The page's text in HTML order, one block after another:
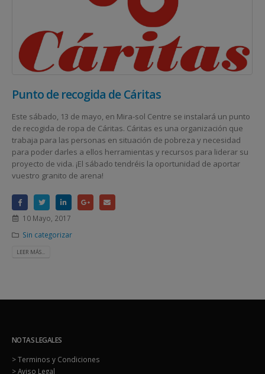
Punto de recogida de Cáritas
Este sábado, 13 de mayo, en Mira-sol Centre se instalará un punto
de recogida de ropa de Cáritas. Cáritas es una organización que
trabaja para las personas en situación de pobreza y necesidad
para poder darles a ellos herramientas y recursos para liderar su
proyecto de vida. ¡El sábado tendréis la oportunidad de aportar
vuestro granito de arena!
10 Mayo, 2017
Sin categorizar
LEER MÁS...
NOTAS LEGALES
> Terminos y Condiciones
> Aviso Legal